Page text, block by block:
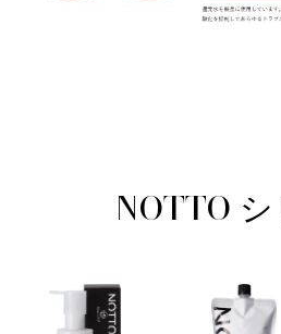
NOTTO